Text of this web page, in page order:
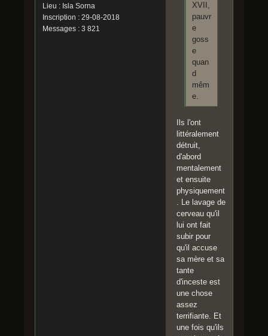
Lieu : Isla Sorna
Inscription : 29-08-2018
Messages : 3 821
XVII,
pauvr
e
goss
e
quan
d
mêm
e.
Ils l'ont
littéralement
détruit,
d'abord
mentalement
et ensuite
physiquement
. Le lavage de
cerveau qu'il
lui ont fait
subir pour
qu'il accuse
sa mère et sa
tante
d'inceste est
une chose
assez
terrifiante. Et
une fois qu'ils